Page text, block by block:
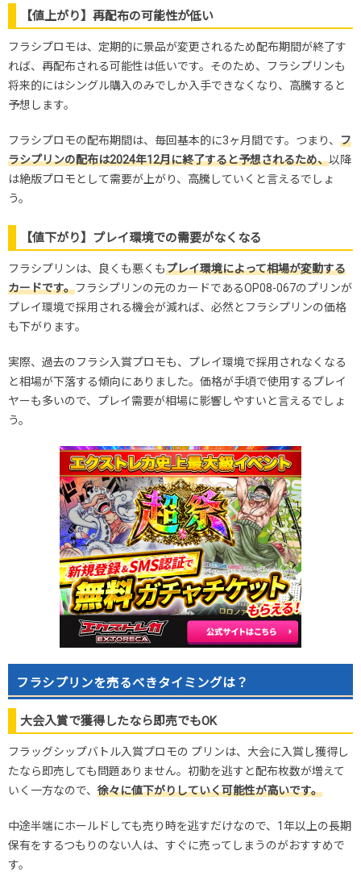
【値上がり】再配布の可能性が低い
フラシプロモは、定期的に景品が変更されるため配布期間が終了す
れば、再配布される可能性は低いです。そのため、フラシプリンも
将来的にはシングル購入のみでしか入手できなくなり、高騰すると
予想します。
フラシプロモの配布期間は、毎回基本的に3ヶ月間です。つまり、 フ
ラシプリンの配布は2024年12月に終了すると予想されるため、以降
は絶版プロモとして需要が上がり、高騰していくと言えるでしょ
う。
【値下がり】プレイ環境での需要がなくなる
フラシプリンは、良くも悪くもプレイ環境によって相場が変動する
カードです。フラシプリンの元のカードであるOP08-067のプリンが
プレイ環境で採用される機会が減れば、必然とフラシプリンの価格
も下がります。
実際、過去のフラシ入賞プロモも、プレイ環境で採用されなくなる
と相場が下落する傾向にありました。価格が手頃で使用するプレイ
ヤーも多いので、プレイ需要が相場に影響しやすいと言えるでしょ
う。
フラシプリンを売るべきタイミングは？
大会入賞で獲得したなら即売でもOK
フラッグシップバトル入賞プロモの プリンは、大会に入賞し獲得し
たなら即売しても問題ありません。初動を逃すと配布枚数が増えて
いく一方なので、 徐々に値下がりしていく可能性が高いです。
中途半端にホールドしても売り時を逃すだけなので、1年以上の長期
保有をするつもりのない人は、すぐに売ってしまうのがおすすめで
す。